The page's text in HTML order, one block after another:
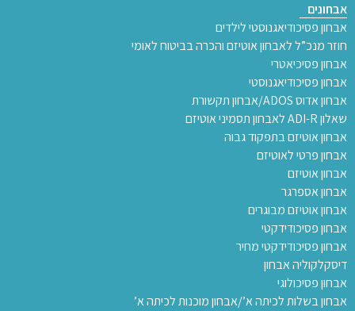
אבחונים
אבחון פסיכודיאגנוסטי לילדים
חוזר מנכ”ל לאבחון אוטיזם והכרה בביטוח לאומי
אבחון פסיכיאטרי
אבחון פסיכודיאגנוסטי
אבחון אדוס ADOS/אבחון תקשורת
שאלון ADI-R לאבחון תסמיני אוטיזם
אבחון אוטיזם בתפקוד גבוה
אבחון פרטי לאוטיזם
אבחון אוטיזם
אבחון אספרגר
אבחון אוטיזם מבוגרים
אבחון פסיכודידקטי
אבחון פסיכודידקטי מחיר
דיסקלקוליה אבחון
אבחון פסיכולוגי
אבחון בשלות לכיתה א’/אבחון מוכנות לכיתה א’